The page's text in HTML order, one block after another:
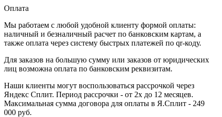
Оплата
Мы работаем с любой удобной клиенту формой оплаты:
наличный и безналичный расчет по банковским картам, а
также оплата через систему быстрых платежей по qr-коду.
Для заказов на большую сумму или заказов от юридических
лиц возможна оплата по банковским реквизитам.
Наши клиенты могут воспользоваться рассрочкой через
Яндекс Сплит. Период рассрочки - от 2х до 12 месяцев.
Максимальная сумма договора для оплаты в Я.Сплит - 249
000 руб.